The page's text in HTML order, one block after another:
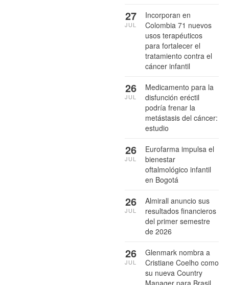
Incorporan en
Colombia 71 nuevos
usos terapéuticos
para fortalecer el
tratamiento contra el
cáncer infantil
27
JUL
Medicamento para la
disfunción eréctil
podría frenar la
metástasis del cáncer:
estudio
26
JUL
Eurofarma impulsa el
bienestar
oftalmológico infantil
en Bogotá
26
JUL
Almirall anuncio sus
resultados financieros
del primer semestre
de 2026
26
JUL
Glenmark nombra a
Cristiane Coelho como
su nueva Country
26
JUL